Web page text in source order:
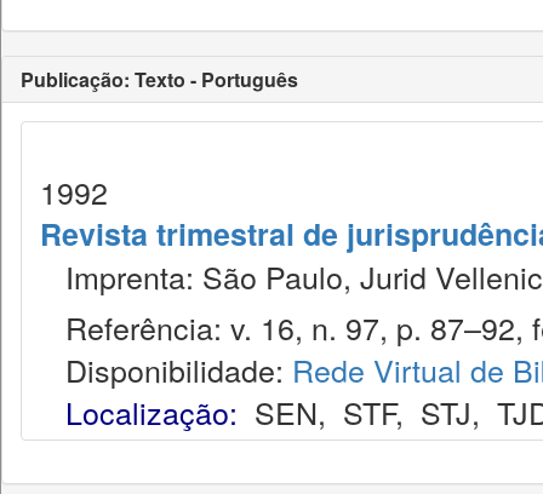
Publicação: Texto - Português
1992
Revista trimestral de
Imprenta: São Paulo, Jurid
Referência: v. 16, n. 97, p. 87–92,
Disponibilidade: Rede Virtual de
Localização: SEN, STF, STJ,